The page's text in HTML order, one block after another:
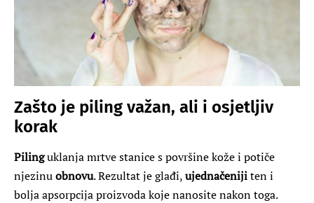
Zašto je piling važan, ali i osjetljiv
korak
Pilinguklanja mrtve stanice s površine kože i potiče
njezinuobnovu. Rezultat je glađi,ujednačenijiten i
bolja apsorpcija proizvoda koje nanosite nakon toga.